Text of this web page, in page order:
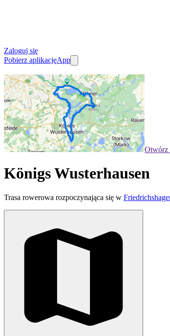
Zaloguj się
Pobierz aplikacjęApp
Otwórz
Königs Wusterhausen
Trasa rowerowa rozpoczynająca się w